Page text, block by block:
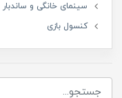
سینمای خانگی و ساندبار
کنسول بازی